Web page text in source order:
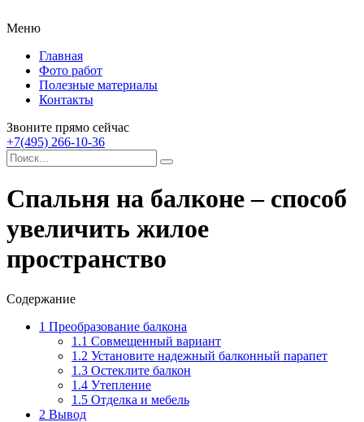
Меню
Главная
Фото работ
Полезные материалы
Контакты
Звоните прямо сейчас
+7(495) 266-10-36
Спальня на балконе – способ
увеличить жилое
пространство
Содержание
1 Преобразование балкона
1.1 Совмещенный вариант
1.2 Установите надежный балконный парапет
1.3 Остеклите балкон
1.4 Утепление
1.5 Отделка и мебель
2 Вывод